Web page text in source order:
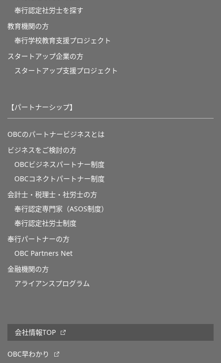
奉行認定社労士を探す
教育機関の方
奉⾏学校教育⽀援プロジェクト
スタートアップ企業の方
スタートアップ支援プロジェクト
【パートナーシップ】
OBCのパートナービジネスとは
ビジネスをご検討の方
OBCビジネスパートナー制度
OBCコネクトパートナー制度
会計士・税理士・社労士の方
奉行認定専門家（ASOS制度）
奉行認定社労士制度
奉行パートナーの方
OBC Partners Net
金融機関の方
アライアンスプログラム
会社情報TOP
OBC早わかり